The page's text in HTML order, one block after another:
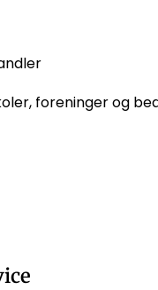
foreninger og